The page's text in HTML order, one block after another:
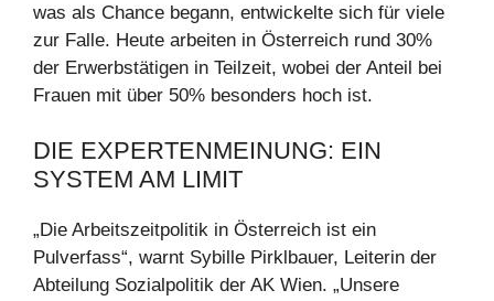
was als Chance begann, entwickelte sich für viele
zur Falle. Heute arbeiten in Österreich rund 30%
der Erwerbstätigen in Teilzeit, wobei der Anteil bei
Frauen mit über 50% besonders hoch ist.
DIE EXPERTENMEINUNG: EIN
SYSTEM AM LIMIT
„Die Arbeitszeitpolitik in Österreich ist ein
Pulverfass“, warnt Sybille Pirklbauer, Leiterin der
Abteilung Sozialpolitik der AK Wien. „Unsere